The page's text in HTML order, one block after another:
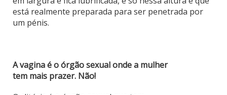
está realmente preparada para ser penetrada por
um pénis.
A vagina é o órgão sexual onde a mulher
tem mais prazer. Não!